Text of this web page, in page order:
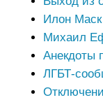
Илон Маск
Михаил
Анекдоты
ЛГБТ-